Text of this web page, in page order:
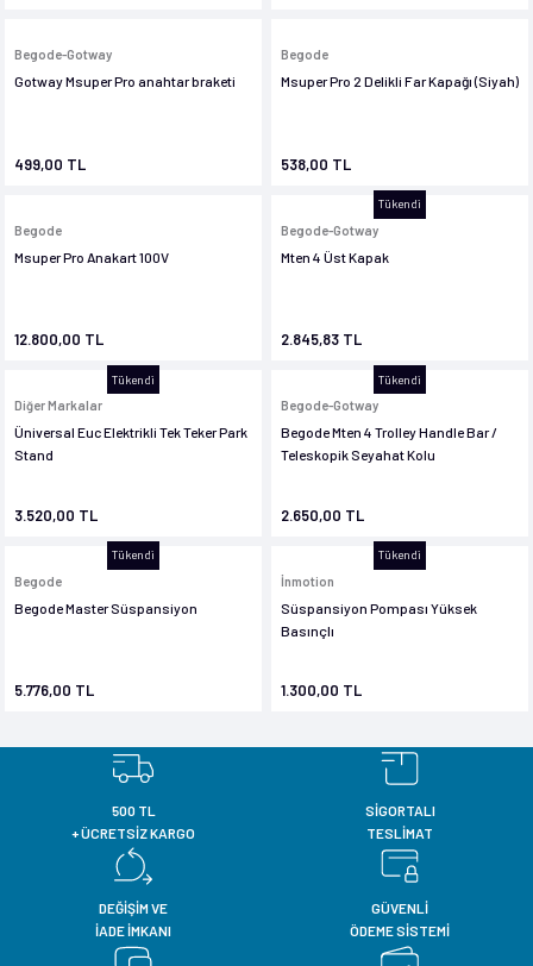
Begode-Gotway
Gotway Msuper Pro anahtar braketi
499,00 TL
Begode
Msuper Pro 2 Delikli Far Kapağı (Siyah)
538,00 TL
Begode
Msuper Pro Anakart 100V
12.800,00 TL
Tükendi
Begode-Gotway
Mten 4 Üst Kapak
2.845,83 TL
Tükendi
Diğer Markalar
Üniversal Euc Elektrikli Tek Teker Park
Stand
3.520,00 TL
Tükendi
Begode-Gotway
Begode Mten 4 Trolley Handle Bar /
Teleskopik Seyahat Kolu
2.650,00 TL
Tükendi
Begode
Begode Master Süspansiyon
5.776,00 TL
Tükendi
İnmotion
Süspansiyon Pompası Yüksek
Basınçlı
1.300,00 TL
500 TL
+ ÜCRETSİZ KARGO
SİGORTALI
TESLİMAT
DEĞİŞİM VE
İADE İMKANI
GÜVENLİ
ÖDEME SİSTEMİ